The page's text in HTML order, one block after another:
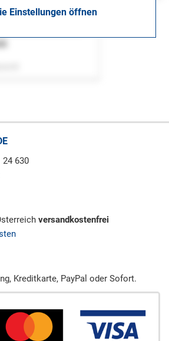
Einstellungen öffnen
630
versandkostenfrei
Kreditkarte, PayPal oder Sofort.